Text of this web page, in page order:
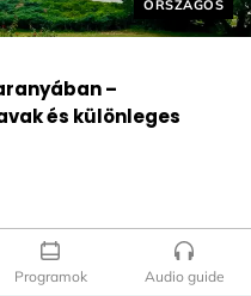
ORSZÁGOS
–
és különleges
Programok Audio guide